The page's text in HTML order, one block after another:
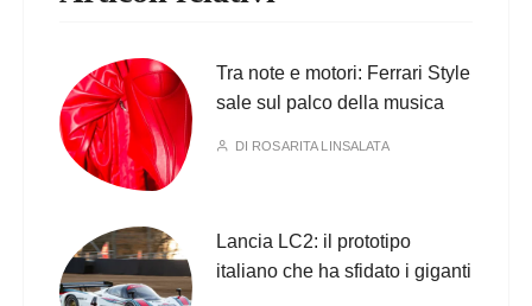
Tra note e motori: Ferrari Style
sale sul palco della musica
DI ROSARITA LINSALATA
Lancia LC2: il prototipo
italiano che ha sfidato i giganti